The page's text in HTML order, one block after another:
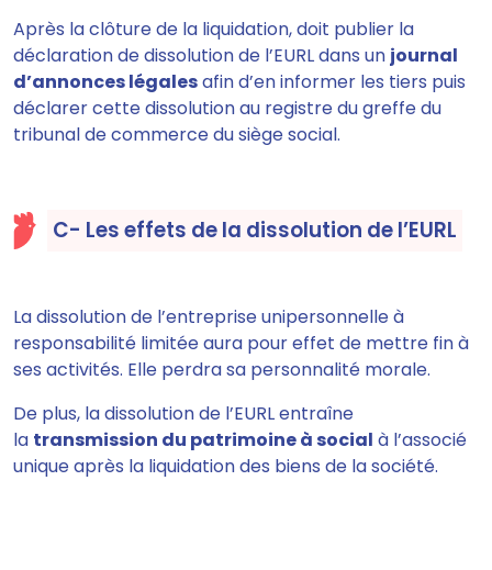
Après la clôture de la liquidation,doit publier la
déclaration de dissolution de l’EURL dans un journal
d’annonces légalesafin d’en informer les tiers puis
déclarer cette dissolution au registre du greffe du
tribunal de commerce du siège social.
C- Les effets de la dissolution de l’EURL
La dissolution de l’entreprise unipersonnelle à
responsabilité limitéeaura pour effet de mettre fin à
ses activités. Elle perdra sa personnalité morale.
De plus, la dissolution de l’EURLentraîne
la transmission du patrimoine à social à l’associé
unique après la liquidation des biens de la société.